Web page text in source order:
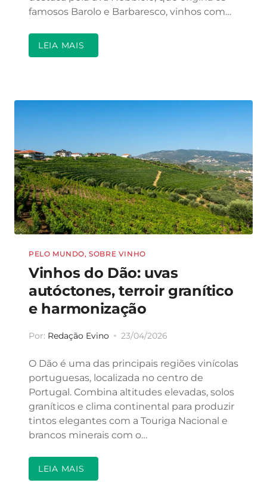
famosos Barolo e Barbaresco, vinhos com…
LEIA MAIS
PELO MUNDO,SOBRE VINHO
Vinhos do Dão: uvas
autóctones, terroir granítico
e harmonização
Por: Redação Evino 23/04/2026
O Dão é uma das principais regiões vinícolas
portuguesas, localizada no centro de
Portugal. Combina altitudes elevadas, solos
graníticos e clima continental para produzir
tintos elegantes com a Touriga Nacional e
brancos minerais com o…
LEIA MAIS